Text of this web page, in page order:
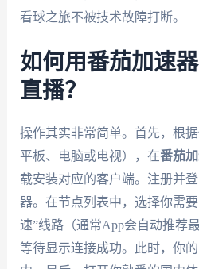
看球之旅不被技术故障打断。
如何用番茄加速
直播？
操作其实非常简单。首先，根
平板、电脑或电视），在番茄
载安装对应的客户端。注册并
器。在节点列表中，选择你需
速”线路（通常App会自动推荐
等待显示连接成功。此时，你